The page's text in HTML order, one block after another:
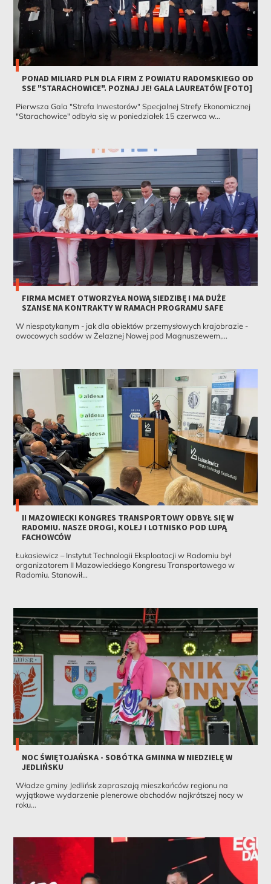
PONAD MILIARD PLN DLA FIRM Z POWIATU RADOMSKIEGO OD
SSE "STARACHOWICE". POZNAJ JE! GALA LAUREATÓW [FOTO]
Pierwsza Gala "Strefa Inwestorów" Specjalnej Strefy Ekonomicznej
"Starachowice" odbyła się w poniedziałek 15 czerwca w...
FIRMA MCMET OTWORZYŁA NOWĄ SIEDZIBĘ I MA DUŻE
SZANSE NA KONTRAKTY W RAMACH PROGRAMU SAFE
W niespotykanym - jak dla obiektów przemysłowych krajobrazie -
owocowych sadów w Żelaznej Nowej pod Magnuszewem,...
II MAZOWIECKI KONGRES TRANSPORTOWY ODBYŁ SIĘ W
RADOMIU. NASZE DROGI, KOLEJ I LOTNISKO POD LUPĄ
FACHOWCÓW
Łukasiewicz – Instytut Technologii Eksploatacji w Radomiu był
organizatorem II Mazowieckiego Kongresu Transportowego w
Radomiu. Stanowił...
NOC ŚWIĘTOJAŃSKA - SOBÓTKA GMINNA W NIEDZIELĘ W
JEDLIŃSKU
Władze gminy Jedlińsk zapraszają mieszkańców regionu na
wyjątkowe wydarzenie plenerowe obchodów najkrótszej nocy w
roku...